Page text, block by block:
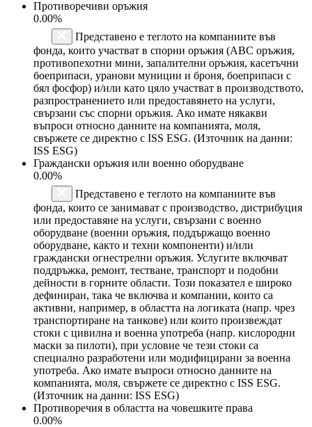
Противоречиви оръжия
0.00%
Представено е теглото на компаниите във
фонда, които участват в спорни оръжия (ABC оръжия,
противопехотни мини, запалителни оръжия, касетъчни
боеприпаси, уранови муниции и броня, боеприпаси с
бял фосфор) и/или като цяло участват в производството,
разпространението или предоставянето на услуги,
свързани със спорни оръжия. Ако имате някакви
въпроси относно данните на компанията, моля,
свържете се директно с ISS ESG. (Източник на данни:
ISS ESG)
Граждански оръжия или военно оборудване
0.00%
Представено е теглото на компаниите във
фонда, които се занимават с производство, дистрибуция
или предоставяне на услуги, свързани с военно
оборудване (военни оръжия, поддържащо военно
оборудване, както и техни компоненти) и/или
граждански огнестрелни оръжия. Услугите включват
поддръжка, ремонт, тестване, транспорт и подобни
дейности в горните области. Този показател е широко
дефиниран, така че включва и компании, които са
активни, например, в областта на логиката (напр. чрез
транспортиране на танкове) или които произвеждат
стоки с цивилна и военна употреба (напр. кислородни
маски за пилоти), при условие че тези стоки са
специално разработени или модифицирани за военна
употреба. Ако имате въпроси относно данните на
компанията, моля, свържете се директно с ISS ESG.
(Източник на данни: ISS ESG)
Противоречия в областта на човешките права
0.00%